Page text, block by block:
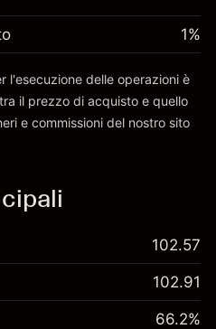
a leva
1%
l'esecuzione delle operazioni è
il prezzo di acquisto e quello
e commissioni del nostro sito
102.57
102.91
66.2%